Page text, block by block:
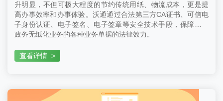
升明显，不但可极大程度的节约传统用纸、物流成本，更是提
高办事效率和办事体验。沃通通过合法第三方CA证书、可信电
子身份认证、电子签名、电子签章等安全技术手段，保障电子
政务无纸化业务的各种业务单据的法律效力。
查看详情 >